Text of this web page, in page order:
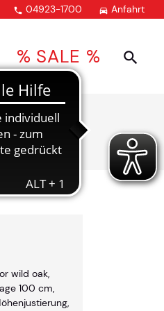
 04923-1700  Anfahrt
% SALE %
wild oak,
100 cm,